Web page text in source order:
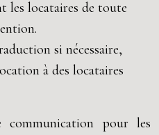
les locataires de toute
si nécessaire,
à des locataires
communication pour les